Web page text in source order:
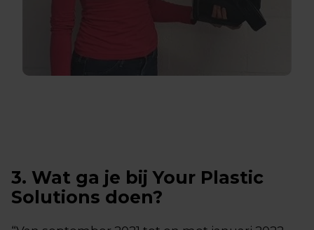
3. Wat ga je bij Your Plastic
Solutions doen?